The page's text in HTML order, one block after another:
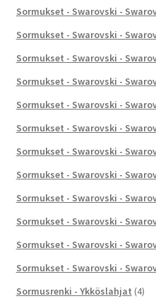
Sormukset - Swarovski -
Sormukset - Swarovski -
Sormukset - Swarovski -
Sormukset - Swarovski -
Sormukset - Swarovski -
Sormukset - Swarovski -
Sormukset - Swarovski -
Sormukset - Swarovski -
Sormukset - Swarovski -
Sormukset - Swarovski -
Sormukset - Swarovski -
Sormukset - Swarovski -
Sormusrenki - Ykköslahjat (4)